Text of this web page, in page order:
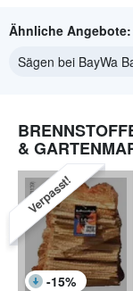
Ähnliche Angebote:
Sägen bei BayWa
&
Verpasst!
-15%